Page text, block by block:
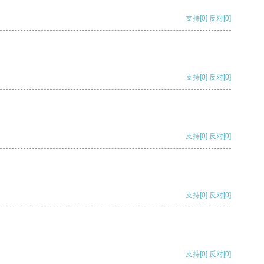
支持[0] 反对[0]
支持[0] 反对[0]
支持[0] 反对[0]
支持[0] 反对[0]
支持[0] 反对[0]